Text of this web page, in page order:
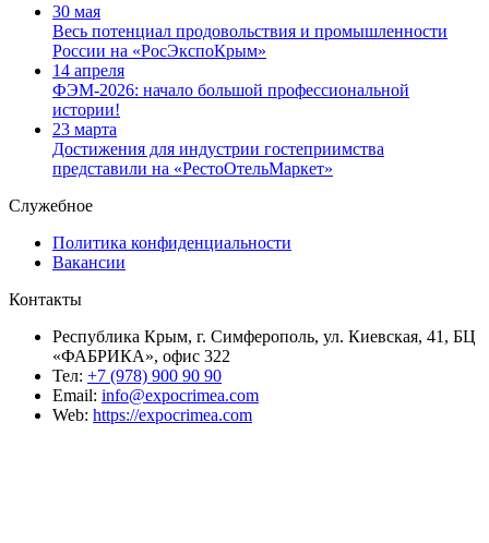
30 мая
Весь потенциал продовольствия и промышленности
России на «РосЭкспоКрым»
14 апреля
ФЭМ-2026: начало большой профессиональной
истории!
23 марта
Достижения для индустрии гостеприимства
представили на «РестоОтельМаркет»
Служебное
Политика конфиденциальности
Вакансии
Контакты
Республика Крым, г. Симферополь, ул. Киевская, 41, БЦ
«ФАБРИКА», офис 322
Тел: +7 (978) 900 90 90
Email: info@expocrimea.com
Web: https://expocrimea.com